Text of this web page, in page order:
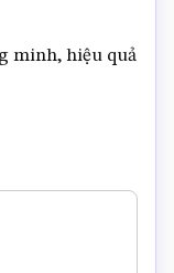
minh, hiệu quả